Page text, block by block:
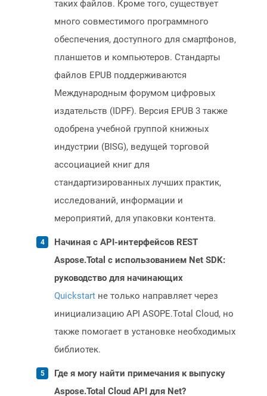
таких файлов. Кроме того, существует
много совместимого программного
обеспечения, доступного для смартфонов,
планшетов и компьютеров. Стандарты
файлов EPUB поддерживаются
Международным форумом цифровых
издательств (IDPF). Версия EPUB 3 также
одобрена учебной группой книжных
индустрии (BISG), ведущей торговой
ассоциацией книг для
стандартизированных лучших практик,
исследований, информации и
мероприятий, для упаковки контента.
Начиная с API-интерфейсов REST
Aspose.Total с использованием Net SDK:
руководство для начинающих
Quickstart не только направляет через
инициализацию API ASOPE.Total Cloud, но
также помогает в установке необходимых
библиотек.
Где я могу найти примечания к выпуску
Aspose.Total Cloud API для Net?